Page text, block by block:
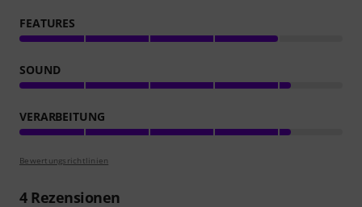
FEATURES
SOUND
VERARBEITUNG
Bewertungsrichtlinien
4Rezensionen